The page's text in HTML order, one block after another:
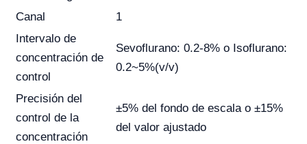
Canal
1
Intervalo de
concentración de
control
Sevoflurano: 0.2-8% o Isoflurano:
0.2~5%(v/v)
Precisión del
control de la
concentración
±5% del fondo de escala o ±15%
del valor ajustado